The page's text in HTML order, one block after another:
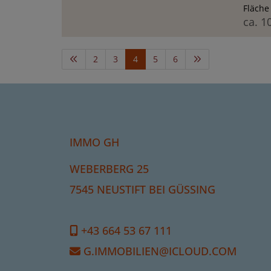
Fläche
ca.
2 3 4 5 6
IMMO GH
WEBERBERG 25
7545 NEUSTIFT BEI GÜSSING
+43 664 53 67 111
G.IMMOBILIEN@ICLOUD.COM